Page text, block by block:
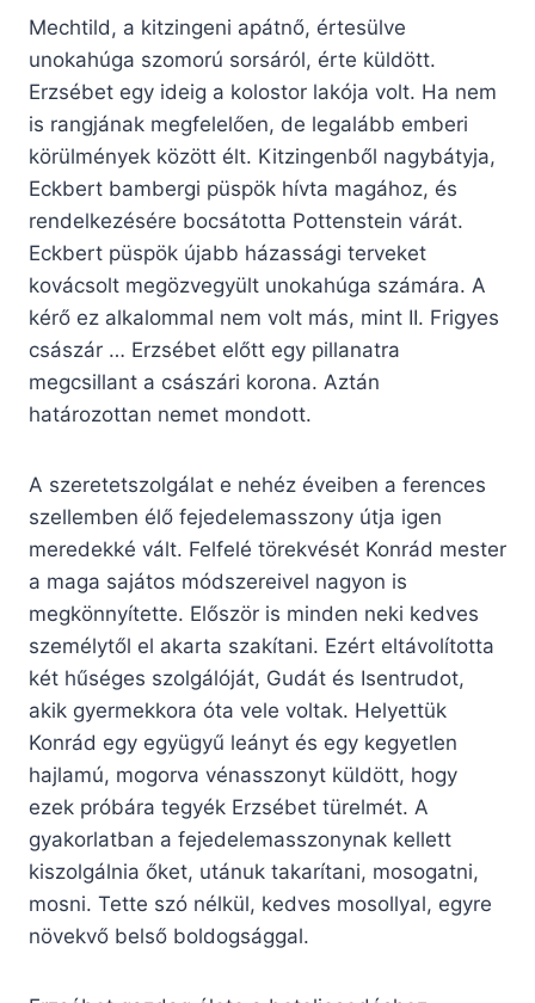
Mechtild, a kitzingeni apátnő, értesülve
unokahúga szomorú sorsáról, érte küldött.
Erzsébet egy ideig a kolostor lakója volt. Ha nem
is rangjának megfelelően, de legalább emberi
körülmények között élt. Kitzingenből nagybátyja,
Eckbert bambergi püspök hívta magához, és
rendelkezésére bocsátotta Pottenstein várát.
Eckbert püspök újabb házassági terveket
kovácsolt megözvegyült unokahúga számára. A
kérő ez alkalommal nem volt más, mint II. Frigyes
császár … Erzsébet előtt egy pillanatra
megcsillant a császári korona. Aztán
határozottan nemet mondott.
A szeretetszolgálat e nehéz éveiben a ferences
szellemben élő fejedelemasszony útja igen
meredekké vált. Felfelé törekvését Konrád mester
a maga sajátos módszereivel nagyon is
megkönnyítette. Először is minden neki kedves
személytől el akarta szakítani. Ezért eltávolította
két hűséges szolgálóját, Gudát és Isentrudot,
akik gyermekkora óta vele voltak. Helyettük
Konrád egy együgyű leányt és egy kegyetlen
hajlamú, mogorva vénasszonyt küldött, hogy
ezek próbára tegyék Erzsébet türelmét. A
gyakorlatban a fejedelemasszonynak kellett
kiszolgálnia őket, utánuk takarítani, mosogatni,
mosni. Tette szó nélkül, kedves mosollyal, egyre
növekvő belső boldogsággal.